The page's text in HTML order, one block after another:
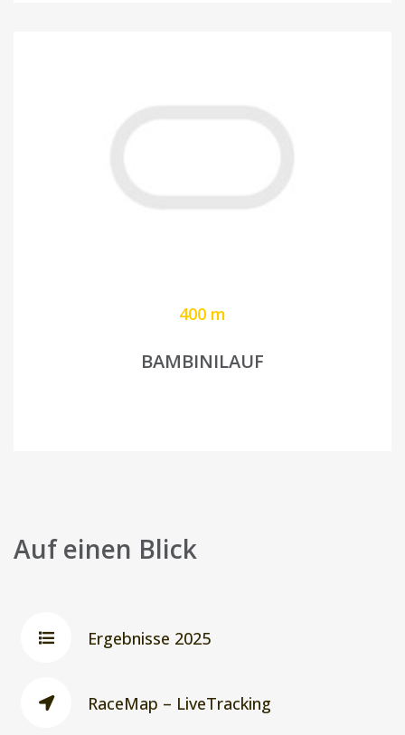
400 m
BAMBINILAUF
Auf einen Blick
Ergebnisse 2025
RaceMap – LiveTracking